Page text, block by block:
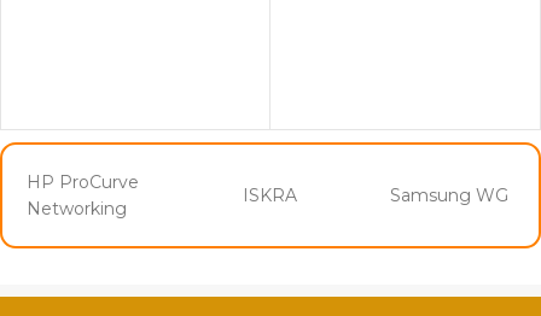
HP ProCurve
Networking
ISKRA Samsung WG